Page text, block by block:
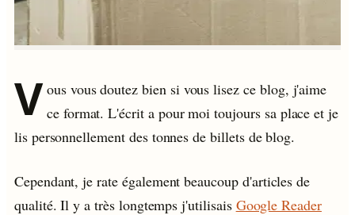
V ous vous doutez bien si vous lisez ce blog, j'aime
ce format. L'écrit a pour moi toujours sa place et je
lis personnellement des tonnes de billets de blog.
Cependant, je rate également beaucoup d'articles de
qualité. Il y a très longtemps j'utilisais Google Reader